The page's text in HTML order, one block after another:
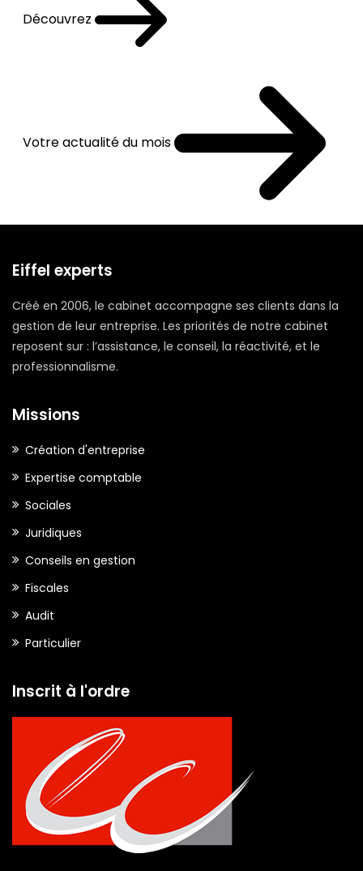
Découvrez
Votre actualité du mois
Eiffel experts
Créé en 2006, le cabinet accompagne ses clients dans la
gestion de leur entreprise. Les priorités de notre cabinet
reposent sur : l’assistance, le conseil, la réactivité, et le
professionnalisme.
Missions
Création d'entreprise
Expertise comptable
Sociales
Juridiques
Conseils en gestion
Fiscales
Audit
Particulier
Inscrit à l'ordre